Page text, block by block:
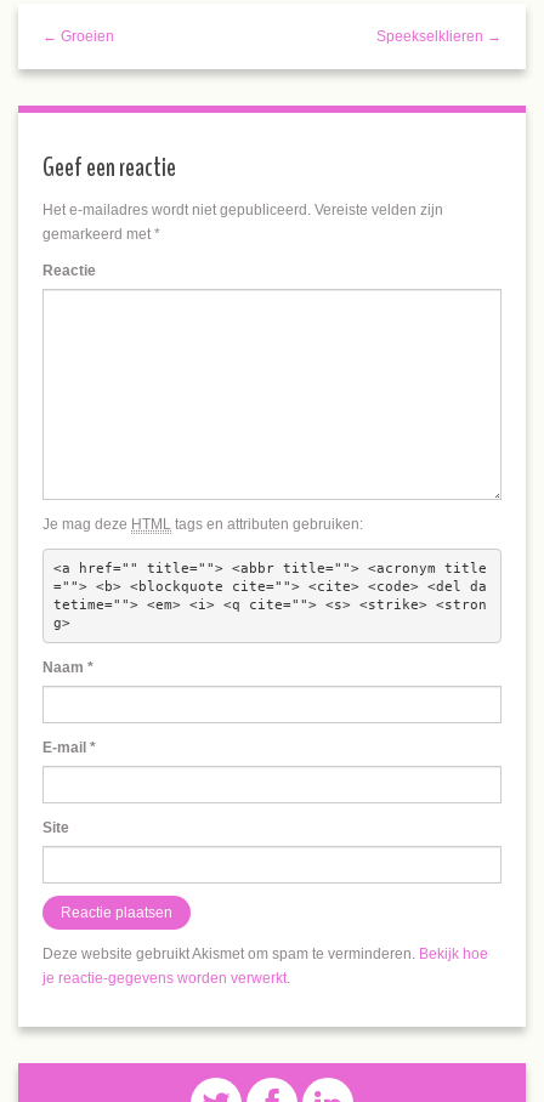
← Groeien Speekselklieren →
Geef een reactie
Het e-mailadres wordt niet gepubliceerd. Vereiste velden zijn
gemarkeerd met*
Reactie
Je mag deze HTML tags en attributen gebruiken:
<a href="" title=""> <abbr title=""> <acronym title
=""> <b> <blockquote cite=""> <cite> <code> <del da
tetime=""> <em> <i> <q cite=""> <s> <strike> <stron
g>
Naam *
E-mail *
Site
Deze website gebruikt Akismet om spam te verminderen. Bekijk hoe
je reactie-gegevens worden verwerkt.